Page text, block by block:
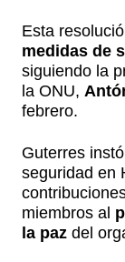
Esta
medidas de
siguiendo la
la ONU,
febrero.
Guterres
seguridad en
miembros al
la paz del